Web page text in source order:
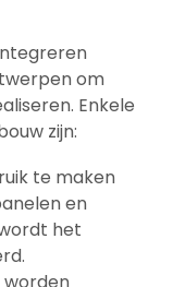
om
Enkele
zijn:
te maken
en
het